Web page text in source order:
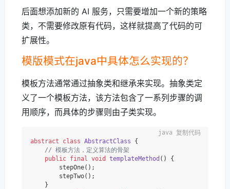
后面想添加新的 AI 服务，只需要增加一个新的策略
类，不需要修改原有代码，这样就提高了代码的可
扩展性。
模版模式在java中具体怎么实现的？
模板方法通常通过抽象类和继承来实现。抽象类定
义了一个模板方法，该方法包含了一系列步骤的调
用顺序，而具体的步骤则由子类实现。
abstract class AbstractClass {
// 模板方法，定义算法的骨架
public final void templateMethod ()
{
        stepOne();
        stepTwo();
    }
复制代码